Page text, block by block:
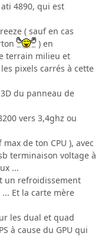
4890, qui est
( sauf en cas
) en
terrain milieu et
pixels carrés à cette
du panneau de
vers 3,4ghz ou
de ton CPU ), avec
terminaison voltage à
...
un refroidissement
Et la carte mère
les dual et quad
à cause du GPU qui